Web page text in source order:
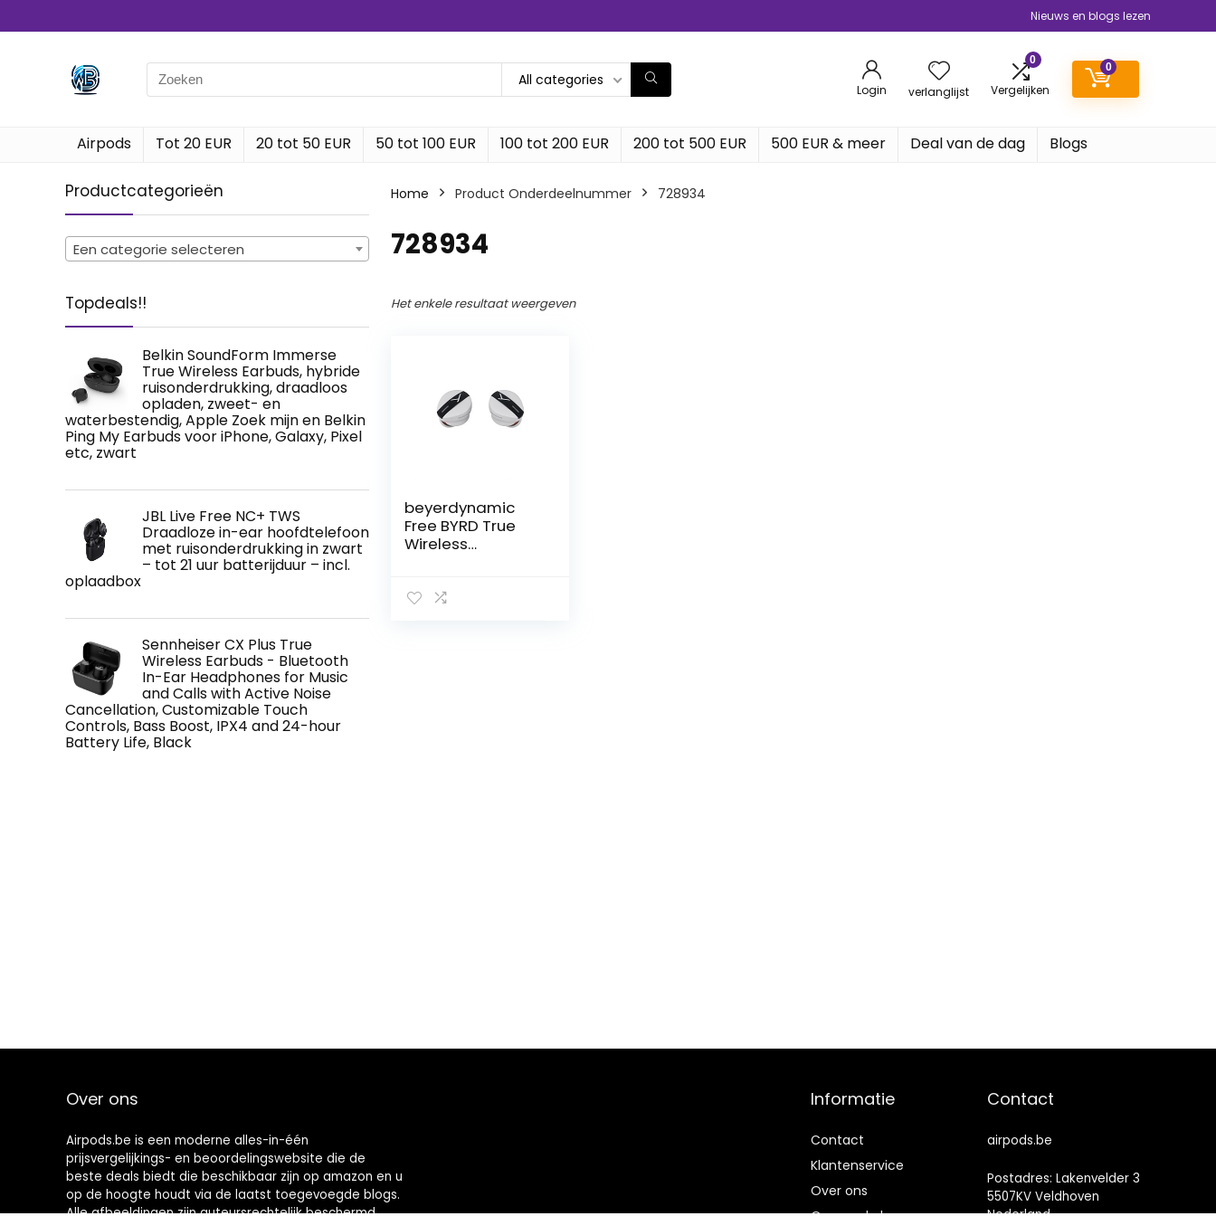
Nieuws en blogs lezen
Search
for:
All categories
Login verlanglijst
0
Vergelijken
0
Airpods Tot 20 EUR 20 tot 50 EUR 50 tot 100 EUR 100 tot 200 EUR 200 tot 500 EUR 500 EUR & meer Deal van de dag Blogs
Productcategorieën
Een categorie selecteren
Topdeals!!
Belkin SoundForm Immerse
True Wireless Earbuds, hybride
ruisonderdrukking, draadloos
opladen, zweet- en
waterbestendig, Apple Zoek mijn en Belkin
Ping My Earbuds voor iPhone, Galaxy, Pixel
etc, zwart
JBL Live Free NC+ TWS
Draadloze in-ear hoofdtelefoon
met ruisonderdrukking in zwart
– tot 21 uur batterijduur – incl.
oplaadbox
Sennheiser CX Plus True
Wireless Earbuds - Bluetooth
In-Ear Headphones for Music
and Calls with Active Noise
Cancellation, Customizable Touch
Controls, Bass Boost, IPX4 and 24-hour
Battery Life, Black
Home Product Onderdeelnummer ‎728934
‎728934
Het enkele resultaat weergeven
beyerdynamic
Free BYRD True
Wireless
Active Noise
Over ons
Airpods.be is een moderne alles-in-één
prijsvergelijkings- en beoordelingswebsite die de
beste deals biedt die beschikbaar zijn op amazon en u
op de hoogte houdt via de laatst toegevoegde blogs.
Alle afbeeldingen zijn auteursrechtelijk beschermd
Informatie
Contact
Klantenservice
Over ons
Contact
airpods.be
Postadres: Lakenvelder 3
5507KV Veldhoven